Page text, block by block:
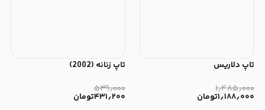
تاپ دلاریس
۱٫۴۸۵٫۰۰۰
۱٫۱۸۸٫۰۰۰تومان
تاپ زنانه (2002)
۵۳۹٫۰۰۰
۴۳۱٫۲۰۰تومان